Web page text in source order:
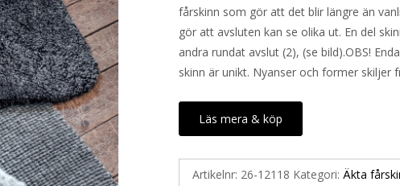
fårskinn som gör att det blir längre än
gör att avsluten kan se olika ut. En del
andra rundat avslut (2), (se bild).OBS!
skinn är unikt. Nyanser och former skiljer
Läs mera & köp
Artikelnr: 26-12118 Kategori:Äkta